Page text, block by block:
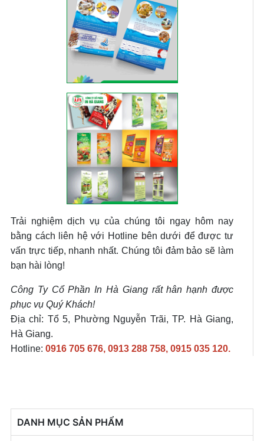
Trải nghiệm dịch vụ của chúng tôi ngay hôm nay
bằng cách liên hệ với Hotline bên dưới để được tư
vấn trực tiếp, nhanh nhất. Chúng tôi đảm bảo sẽ làm
bạn hài lòng!
Công Ty Cổ Phần In Hà Giang rất hân hạnh được
phục vụ Quý Khách!
Địa chỉ: Tổ 5, Phường Nguyễn Trãi, TP. Hà Giang,
Hà Giang.
Hotline: 0916 705 676, 0913 288 758, 0915 035 120.
DANH MỤC SẢN PHẨM